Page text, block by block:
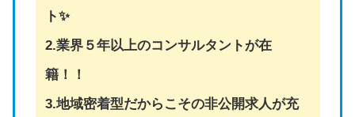
ト✨
2.業界５年以上のコンサルタントが在
籍！！
3.地域密着型だからこその非公開求人が充